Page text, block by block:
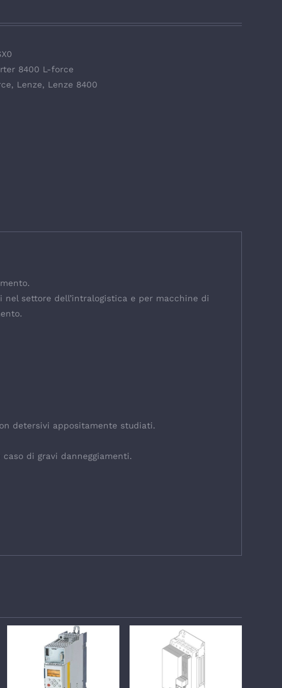
8400 L-force
, Lenze, Lenze 8400
settore dell’intralogistica e per macchine di
detersivi appositamente studiati.
di gravi danneggiamenti.
DETTAGLI